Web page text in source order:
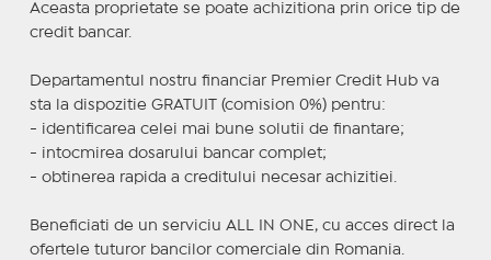
Aceasta proprietate se poate achizitiona prin orice tip de
credit bancar.
Departamentul nostru financiar Premier Credit Hub va
sta la dispozitie GRATUIT (comision 0%) pentru:
- identificarea celei mai bune solutii de finantare;
- intocmirea dosarului bancar complet;
- obtinerea rapida a creditului necesar achizitiei.
Beneficiati de un serviciu ALL IN ONE, cu acces direct la
ofertele tuturor bancilor comerciale din Romania.